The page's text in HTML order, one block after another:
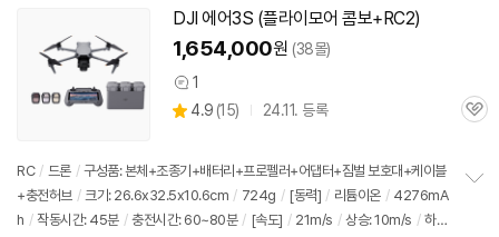
DJI 에어3S (플라이모어 콤보+RC2)
1,654,000원 (38몰)
상
품
1
별
4.9 (상
뷰
15) 24.11. 등록
관
RC / 드론 / 구성품: 본체+조종기+배터리+프로펠러+어댑터+짐벌 보호대+케이블
+충전허브 / 크기: 26.6x32.5x10.6cm / 724g / [동력] / 리튬이온 / 4276mA
h / 작동시간: 45분 / 충전시간: 60~80분 / [속도] / 21m/s / 상승: 10m/s / 하